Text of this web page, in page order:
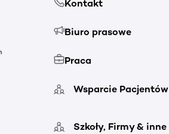
Kontakt
Biuro prasowe
Praca
Wsparcie Pacjentów
Szkoły, Firmy & inne